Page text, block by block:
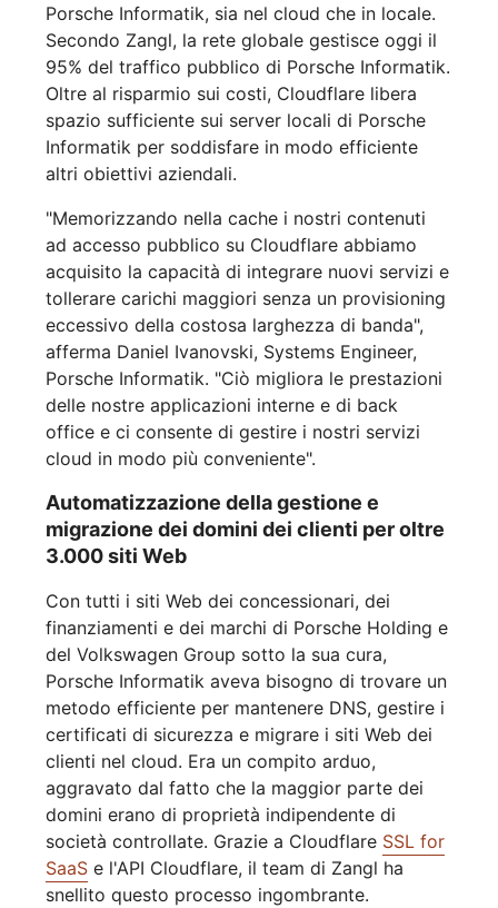
Porsche Informatik, sia nel cloud che in locale.
Secondo Zangl, la rete globale gestisce oggi il
95% del traffico pubblico di Porsche Informatik.
Oltre al risparmio sui costi, Cloudflare libera
spazio sufficiente sui server locali di Porsche
Informatik per soddisfare in modo efficiente
altri obiettivi aziendali.
"Memorizzando nella cache i nostri contenuti
ad accesso pubblico su Cloudflare abbiamo
acquisito la capacità di integrare nuovi servizi e
tollerare carichi maggiori senza un provisioning
eccessivo della costosa larghezza di banda",
afferma Daniel Ivanovski, Systems Engineer,
Porsche Informatik. "Ciò migliora le prestazioni
delle nostre applicazioni interne e di back
office e ci consente di gestire i nostri servizi
cloud in modo più conveniente".
Automatizzazione della gestione e
migrazione dei domini dei clienti per oltre
3.000 siti Web
Con tutti i siti Web dei concessionari, dei
finanziamenti e dei marchi di Porsche Holding e
del Volkswagen Group sotto la sua cura,
Porsche Informatik aveva bisogno di trovare un
metodo efficiente per mantenere DNS, gestire i
certificati di sicurezza e migrare i siti Web dei
clienti nel cloud. Era un compito arduo,
aggravato dal fatto che la maggior parte dei
domini erano di proprietà indipendente di
società controllate. Grazie a Cloudflare SSL for
SaaS e l'API Cloudflare, il team di Zangl ha
snellito questo processo ingombrante.